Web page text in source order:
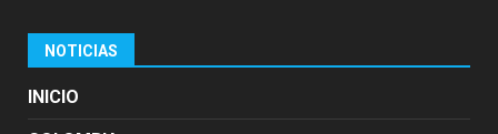
NOTICIAS
INICIO